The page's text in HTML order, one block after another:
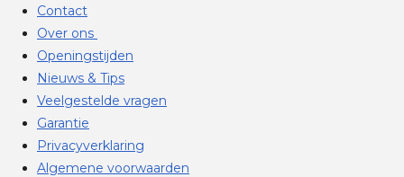
Contact
Over ons
Openingstijden
Nieuws & Tips
Veelgestelde vragen
Garantie
Privacyverklaring
Algemene voorwaarden